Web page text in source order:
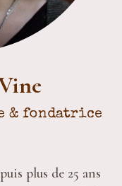
fondatrice
plus de 25 ans